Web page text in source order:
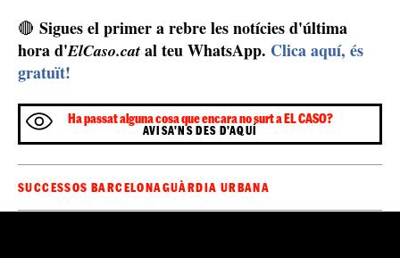
🔴 Sigues el primer a rebre les notícies d'última
hora d'ElCaso.cat al teu WhatsApp. Clica aquí, és
gratuït!
Ha passat alguna cosa que encara no surt a EL CASO?
AVISA'NS DES D'AQUÍ
SUCCESSOS BARCELONAGUÀRDIA URBANA